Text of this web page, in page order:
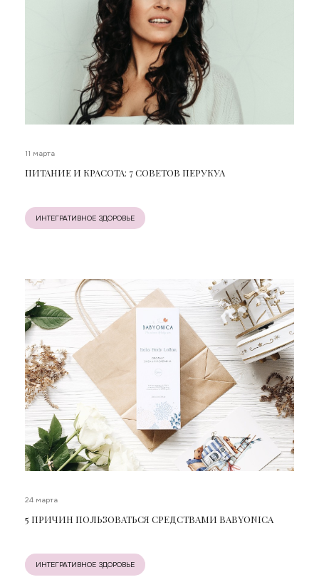
11 марта
ПИТАНИЕ И КРАСОТА: 7 СОВЕТОВ ПЕРУКУА
ИНТЕГРАТИВНОЕ ЗДОРОВЬЕ
24 марта
5 ПРИЧИН ПОЛЬЗОВАТЬСЯ СРЕДСТВАМИ BABYONICA
ИНТЕГРАТИВНОЕ ЗДОРОВЬЕ